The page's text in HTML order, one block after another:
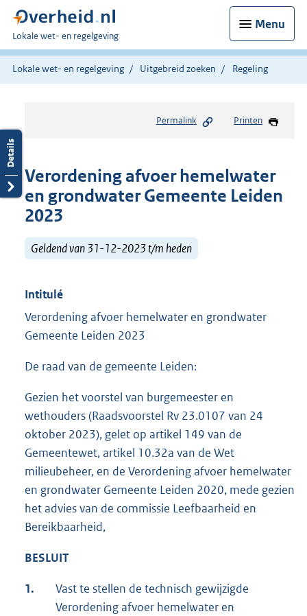
Menu
U
bent
hier:
Lokale wet- en regelgeving
Lokale wet- en regelgeving Uitgebreid zoeken Regeling
Permalink Printen
Verordening afvoer hemelwater
en grondwater Gemeente Leiden
2023
Geldend van 31-12-2023 t/m heden
Intitulé
Verordening afvoer hemelwater en grondwater
Gemeente Leiden 2023
De raad van de gemeente Leiden:
Gezien het voorstel van burgemeester en
wethouders (Raadsvoorstel Rv 23.0107 van 24
oktober 2023), gelet op artikel 149 van de
Gemeentewet, artikel 10.32a van de Wet
milieubeheer, en de Verordening afvoer hemelwater
en grondwater Gemeente Leiden 2020, mede gezien
het advies van de commissie Leefbaarheid en
Bereikbaarheid,
BESLUIT
1.
Vast te stellen de technisch gewijzigde
Verordening afvoer hemelwater en